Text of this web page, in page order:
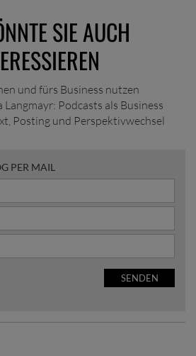
SIE AUCH
und fürs Business nutzen
Langmayr: Podcasts als Business
Posting und Perspektivwechsel
PER MAIL
SENDEN